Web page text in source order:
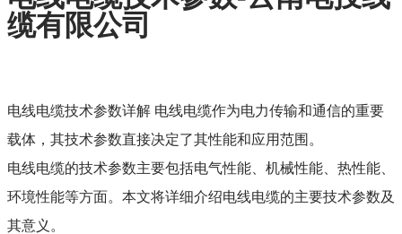
缆有限公司
电线电缆技术参数详解 电线电缆作为电力传输和通信的重要
载体， 其技术参数直接决定了其性能和应用范围。
电线电缆的技术参数主要包括电气性能、机械性能、热性能、
环境性能等方面。本文将详细介绍电线电缆的主要技术参数及
其意义。